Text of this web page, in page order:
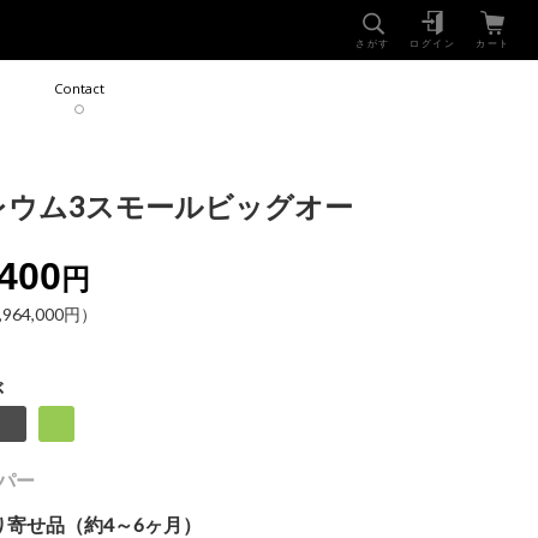
さがす ログイン カート
Contact
ム3スモールビッグオー
円
円）
ー
寄せ品（約4～6ヶ月）